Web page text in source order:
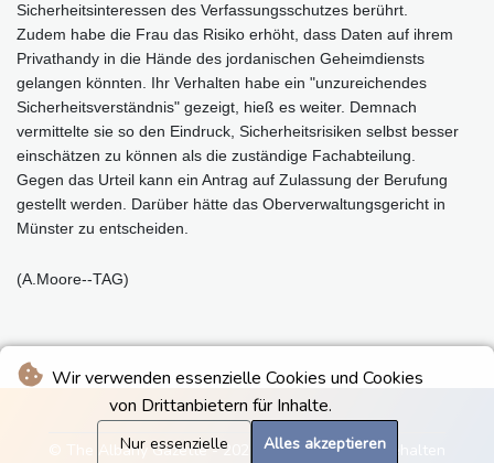
Wir verwenden essenzielle Cookies und Cookies
von Drittanbietern für Inhalte.
Nur essenzielle Alles akzeptieren
Sicherheitsinteressen des Verfassungsschutzes berührt.
Zudem habe die Frau das Risiko erhöht, dass Daten auf ihrem
Privathandy in die Hände des jordanischen Geheimdiensts
gelangen könnten. Ihr Verhalten habe ein "unzureichendes
Sicherheitsverständnis" gezeigt, hieß es weiter. Demnach
vermittelte sie so den Eindruck, Sicherheitsrisiken selbst besser
einschätzen zu können als die zuständige Fachabteilung.
Gegen das Urteil kann ein Antrag auf Zulassung der Berufung
gestellt werden. Darüber hätte das Oberverwaltungsgericht in
Münster zu entscheiden.
(A.Moore--TAG)
© The Albany Gazette - 2026 - Alle Rechte vorbehalten